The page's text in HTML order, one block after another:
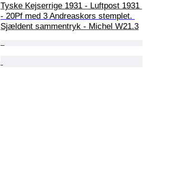
Tyske Kejserrige 1931 - Luftpost 1931
- 20Pf med 3 Andreaskors stemplet.
Sjældent sammentryk - Michel W21.3